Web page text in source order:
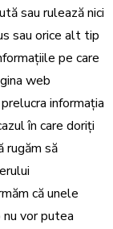
sau rulează nici
sau orice alt tip
pe care
web
informația
în care doriți
rugăm să
că unele
vor putea